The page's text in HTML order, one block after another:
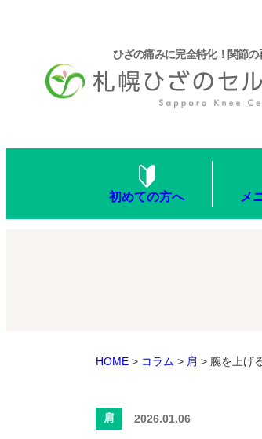
ひざの痛みに完全特化！関節
初めての方へ メ
HOME > コラム > 肩 > 腕を上げ
肩 2026.01.06